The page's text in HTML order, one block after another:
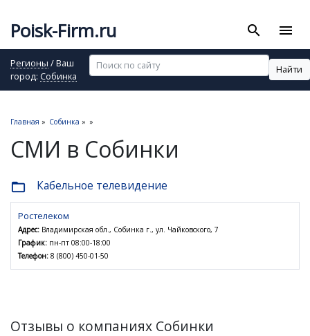
Poisk-Firm.ru search menu
Регионы / Ваш
город: Собинка
Найти
Главная » Собинка » »
СМИ в Собинки
folder_open Кабельное телевидение
Ростелеком
Адрес: Владимирская обл., Собинка г., ул. Чайковского, 7
График: пн-пт 08:00-18:00
Телефон: 8 (800) 450-01-50
Отзывы о компаниях Собинки